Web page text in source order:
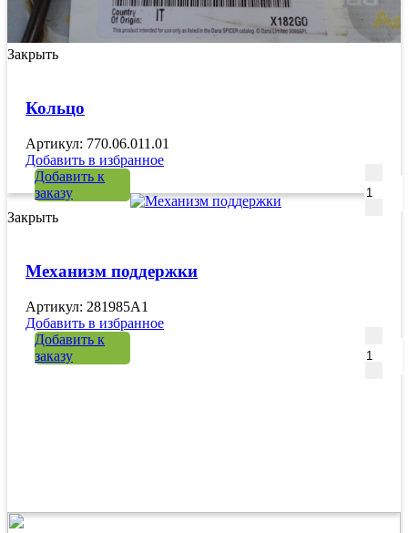
Закрыть
Кольцо
Артикул: 770.06.011.01
Добавить в избранное
Добавить к
заказу
Закрыть
Механизм поддержки
Артикул: 281985A1
Добавить в избранное
Добавить к
заказу